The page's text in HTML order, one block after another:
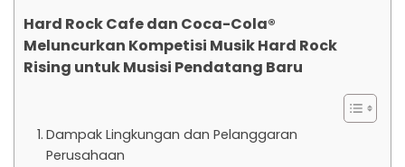
Hard Rock Cafe dan Coca-Cola®
Meluncurkan Kompetisi Musik Hard Rock
Rising untuk Musisi Pendatang Baru
Dampak Lingkungan dan Pelanggaran
Perusahaan